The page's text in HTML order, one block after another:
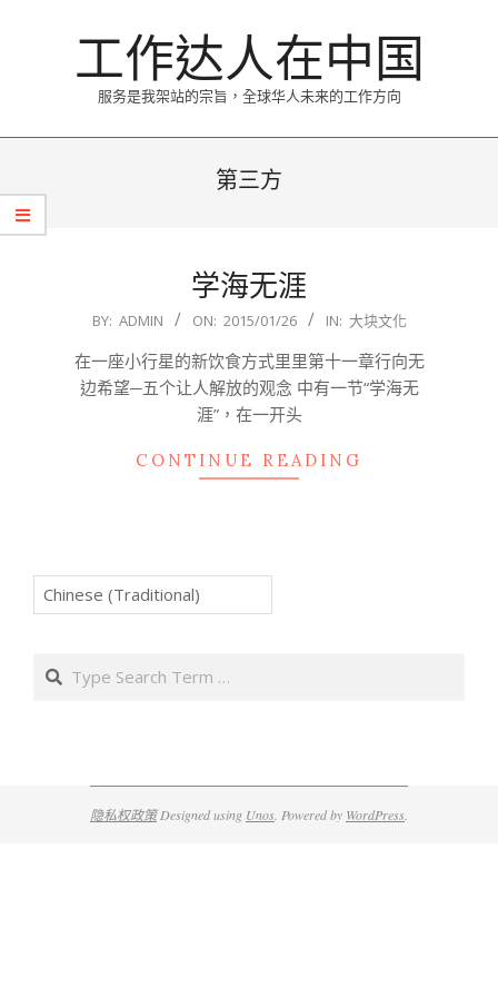
工作达人在中国
服务是我架站的宗旨，全球华人未来的工作方向
Menu
第三方
学海无涯
2015-
26
BY: ADMIN ON: 2015/01/26 IN: 大块文化
在一座小行星的新饮食方式里里第十一章行向无
边希望─五个让人解放的观念 中有一节“学海无
涯”，在一开头
CONTINUE READING
Search
隐私权政策Designed using Unos . Powered by WordPress